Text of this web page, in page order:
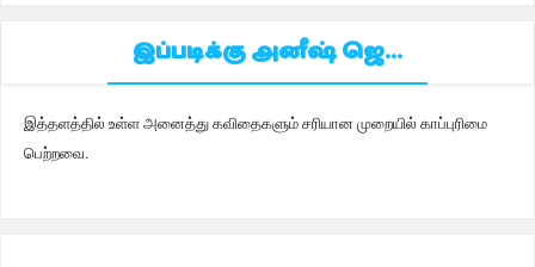
இப்படிக்கு அனீஷ் ஜெ...
இத்தளத்தில் உள்ள அனைத்து கவிதைகளும் சரியான முறையில் காப்புரிமை
பெற்றவை.